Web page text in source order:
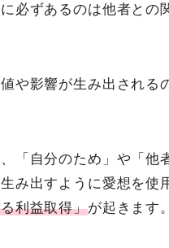
必ずあるのは他者との
や影響が生み出される
「自分のため」や「他
み出すように愛想を使
利益取得」が起きます。